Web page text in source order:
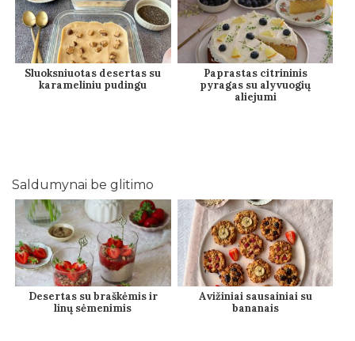
Sluoksniuotas desertas su
karameliniu pudingu
Paprastas citrininis
pyragas su alyvuogių
aliejumi
Saldumynai be glitimo
Desertas su braškėmis ir
linų sėmenimis
Avižiniai sausainiai su
bananais